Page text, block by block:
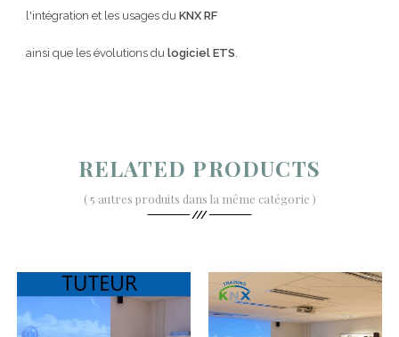
l'intégration et les usages du KNX RF
ainsi que les évolutions du logiciel ETS
RELATED PRODUCTS
( 5 autres produits dans la même catégorie )